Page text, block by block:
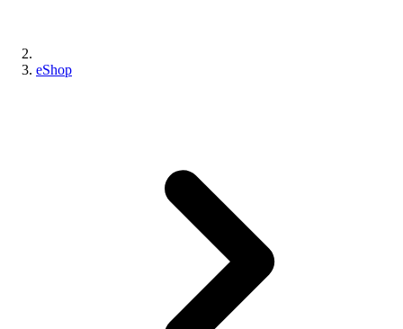
eShop